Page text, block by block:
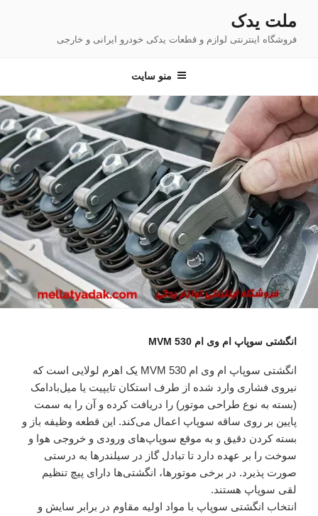
محتوا
ملت یدک
فروشگاه اینترنتی لوازم و قطعات یدکی خودرو ایرانی و خارجی
منو سایت
انگشتی سوپاپ ام وی ام 530 MVM
انگشتی سوپاپ ام وی ام 530 MVM یک اهرم لولایی است که
نیروی فشاری وارد شده از طرف استکان تایپیت یا میل‌بادامک
(بسته به نوع طراحی موتور) را دریافت کرده و آن را به سمت
پایین بر روی ساقه سوپاپ اعمال می‌کند. این قطعه وظیفه باز و
بسته کردن دقیق و به موقع سوپاپ‌های ورودی و خروجی هوا و
سوخت را بر عهده دارد تا تبادل گاز در سیلندرها به درستی
صورت پذیرد. در برخی موتورها، انگشتی‌ها دارای پیچ تنظیم
لقی سوپاپ هستند.
انتخاب انگشتی سوپاپ با مواد اولیه مقاوم در برابر سایش و